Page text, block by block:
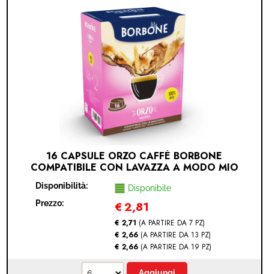
16 CAPSULE ORZO CAFFÈ BORBONE
COMPATIBILE CON LAVAZZA A MODO MIO
(LAVAZZA A MODO MIO® - ORZO - 16
CAPSULE)
Disponibilità:
Disponibile
Prezzo:
€2,81
€ 2,71 (A PARTIRE DA 7 PZ)
€ 2,66 (A PARTIRE DA 13 PZ)
€ 2,66 (A PARTIRE DA 19 PZ)